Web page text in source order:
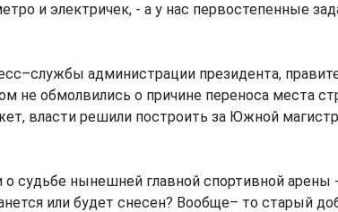
и электричек, - а у нас первостепенные
администрации президента,
не обмолвились о причине переноса места
власти решили построить за Южной
о судьбе нынешней главной спортивной арены
или будет снесен? Вообще– то старый